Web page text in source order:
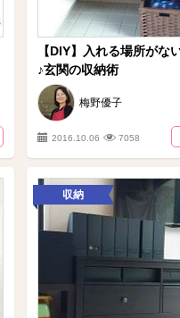
【DIY】入れる場所がな
♪玄関の収納術
梅野優子
2016.10.06 7058
収納